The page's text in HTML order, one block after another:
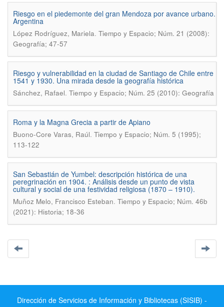
Riesgo en el piedemonte del gran Mendoza por avance urbano.
Argentina
López Rodríguez, Mariela. Tiempo y Espacio; Núm. 21 (2008):
Geografía; 47-57
Riesgo y vulnerabilidad en la ciudad de Santiago de Chile entre
1541 y 1930. Una mirada desde la geografía histórica
Sánchez, Rafael. Tiempo y Espacio; Núm. 25 (2010): Geografía
Roma y la Magna Grecia a partir de Apiano
Buono-Core Varas, Raúl. Tiempo y Espacio; Núm. 5 (1995);
113-122
San Sebastián de Yumbel: descripción histórica de una
peregrinación en 1904. : Análisis desde un punto de vista
cultural y social de una festividad religiosa (1870 – 1910).
Muñoz Melo, Francisco Esteban. Tiempo y Espacio; Núm. 46b
(2021): Historia; 18-36
Dirección de Servicios de Información y Bibliotecas (SISIB) -